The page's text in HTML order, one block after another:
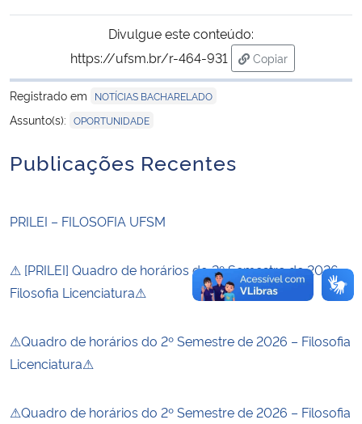
Divulgue este conteúdo:
https://ufsm.br/r-464-931
Copiar
para área de
Registrado em
NOTÍCIAS BACHARELADO
Assunto(s): OPORTUNIDADE
Publicações Recentes
PRILEI – FILOSOFIA UFSM
⚠ [PRILEI] Quadro de horários do 2º Semestre de 2026 –
Filosofia Licenciatura⚠
⚠Quadro de horários do 2º Semestre de 2026 – Filosofia
Licenciatura⚠
⚠Quadro de horários do 2º Semestre de 2026 – Filosofia